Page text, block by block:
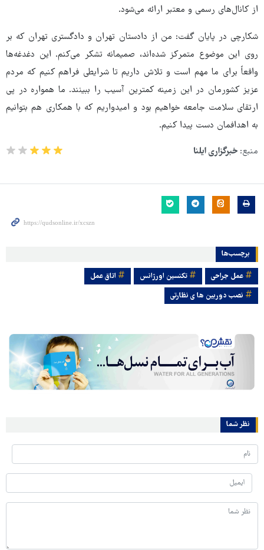
از کانال‌های رسمی و معتبر ارائه می‌شود.
شکارچی در پایان گفت: من از دادستان تهران و دادگستری تهران که بر
روی این موضوع متمرکز شده‌اند، صمیمانه تشکر می‌کنم. این دغدغه‌ها
واقعاً برای ما مهم است و تلاش داریم تا شرایطی فراهم کنیم که مردم
عزیز کشورمان در این زمینه کمترین آسیب را ببینند. ما همواره در پی
ارتقای سلامت جامعه خواهیم بود و امیدواریم که با همکاری هم بتوانیم
به اهدافمان دست پیدا کنیم.
منبع: خبرگزاری ایلنا
برچسب‌ها
عمل جراحی تکنسین اورژانس
اتاق عمل
نصب دوربین ها ی نظارتی
نظر شما